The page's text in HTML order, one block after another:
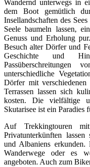
Wandernd unterwegs in
dem Boot gemütlich
Insellandschaften des
Seele baumeln lassen,
Genuss und Erholung
Besuch alter Dörfer und
Geschichte und
unterschiedliche
Dörfer mit
Terrassen lassen sich
kosten. Die vielfältige
Skutarisee ist ein
Auf Trekkingtouren
Privatunterkünften
und Albaniens
Wanderwege oder es
angeboten. Auch zum